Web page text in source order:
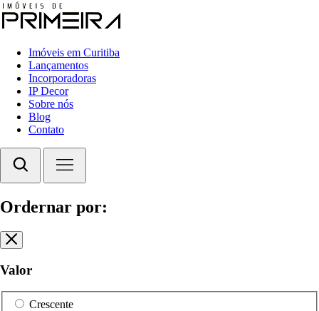
Imóveis em Curitiba
Lançamentos
Incorporadoras
IP Decor
Sobre nós
Blog
Contato
Ordernar por:
Valor
Crescente